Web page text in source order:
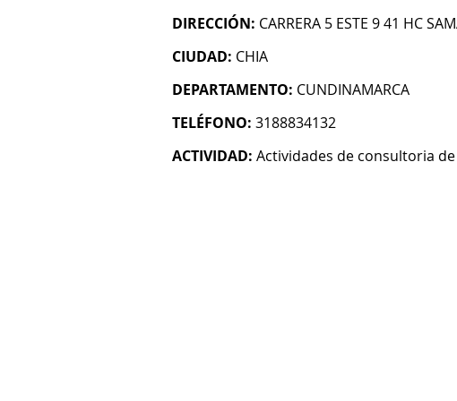
DIRECCIÓN: CARRERA 5 ESTE 9 41 HC
CIUDAD: CHIA
DEPARTAMENTO: CUNDINAMARCA
TELÉFONO: 3188834132
ACTIVIDAD: Actividades de consultoria